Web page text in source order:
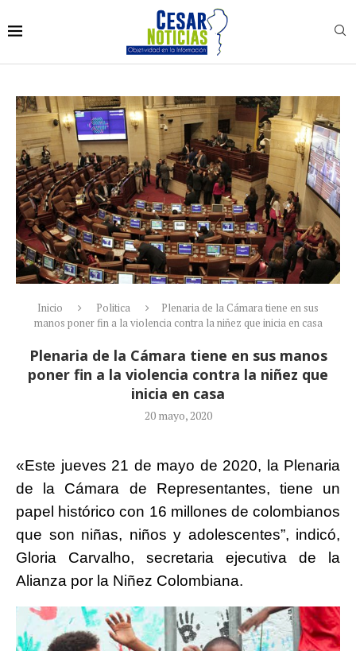
Inicio Politica
Plenaria de la Cámara tiene en sus
manos poner fin a la violencia contra la niñez que inicia en casa
Plenaria de la Cámara tiene en sus manos
poner fin a la violencia contra la niñez que
inicia en casa
20 mayo, 2020
«Este jueves 21 de mayo de 2020, la Plenaria
de la Cámara de Representantes, tiene un
papel histórico con 16 millones de colombianos
que son niñas, niños y adolescentes”, indicó,
Gloria Carvalho, secretaria ejecutiva de la
Alianza por la Niñez Colombiana.